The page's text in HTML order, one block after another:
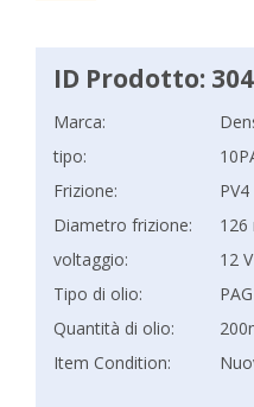
ID Prodotto:
Marca:
tipo:
Frizione:
PV4
Diametro frizione:
126
voltaggio:
12 V
Tipo di olio:
Quantità di olio:
Item Condition: